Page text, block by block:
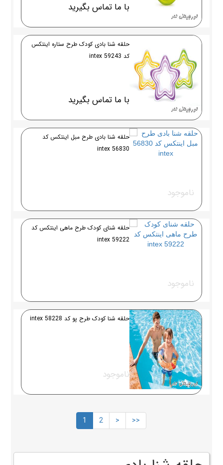
با ما تماس بگیرید
حلقه شنا بادی کودک طرح ستاره اینتکس
کد 59243 intex
با ما تماس بگیرید
حلقه شنا بادی طرح مبل اینتکس کد
56830 intex
ناموجود
حلقه شنای کودک طرح ماهی اینتکس کد
intex 59222
ناموجود
حلقه شنا کودک طرح پو کد 58228 intex
ناموجود
1 2 > >>